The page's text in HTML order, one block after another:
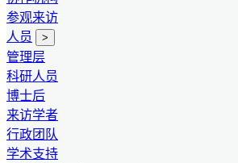
参观来访
人员
>
管理层
科研人员
博士后
来访学者
行政团队
学术支持